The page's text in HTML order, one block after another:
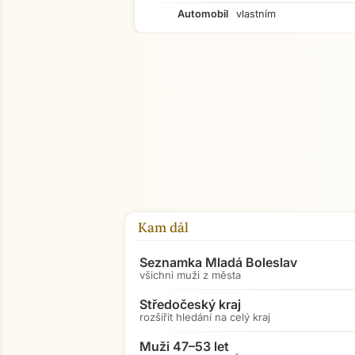
Automobil
vlastním
Kam dál
Seznamka Mladá Boleslav
všichni muži z města
Středočeský kraj
rozšířit hledání na celý kraj
Muži 47–53 let